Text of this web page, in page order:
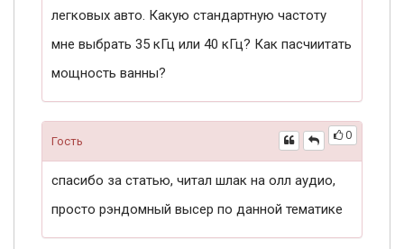
легковых авто. Какую стандартную частоту
мне выбрать 35 кГц или 40 кГц? Как пасчиитать
мощность ванны?
0
Гость
спасибо за статью, читал шлак на олл аудио,
просто рэндомный высер по данной тематике